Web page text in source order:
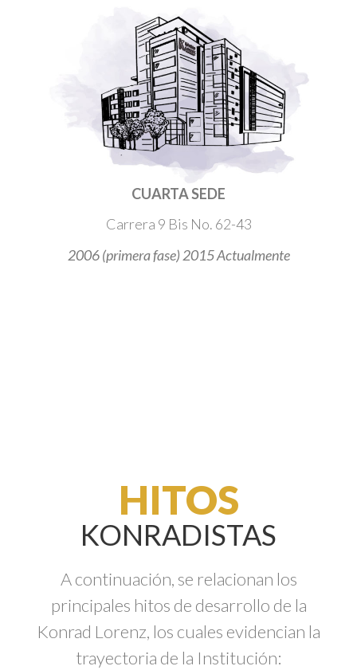
CUARTA SEDE
Carrera 9 Bis No. 62-43
2006 (primera fase) 2015 Actualmente
HITOS
KONRADISTAS
A continuación, se relacionan los
principales hitos de desarrollo de la
Konrad Lorenz, los cuales evidencian la
trayectoria de la Institución: